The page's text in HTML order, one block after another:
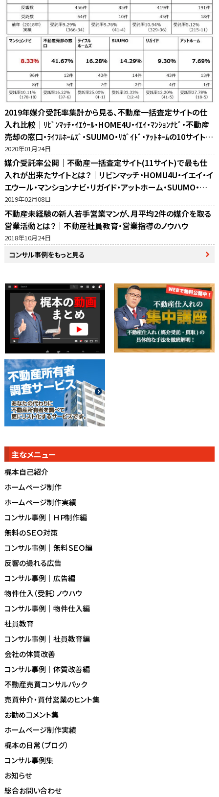
2019年媒介受託率集計から見る、不動産一括査定サイトの仕
入れ比較｜ﾘﾋﾞﾝﾏｯﾁ・ｲｴｳｰﾙ・HOME4U・ｲｴｲ・ﾏﾝｼｮﾝﾅﾋﾞ・不動産
売却の窓口・ﾗｲﾌﾙﾎｰﾑｽﾞ・SUUMO・ﾘｶﾞｲﾄﾞ・ｱｯﾄﾎｰﾑの10サイト比
較
2020年01月24日
媒介受託率公開｜不動産一括査定サイト(11サイト)で最も仕
入れが出来たサイトとは？｜リビンマッチ・HOMU4U・イエイ・イ
エウール・マンションナビ・リガイド・アットホーム・SUUMO・不
動産売却の窓口・ホームズ・マイナビの反響比較
2019年02月08日
不動産未経験の新人若手営業マンが、月平均2件の媒介を取る
営業活動とは？｜不動産社員教育・営業指導のノウハウ
2018年10月24日
コンサル事例をもっと見る
主なメニュー
梶本自己紹介
ホームページ制作
ホームページ制作実績
コンサル事例｜ＨＰ制作編
無料のＳＥＯ対策
コンサル事例｜無料ＳＥＯ編
反響の撮れる広告
コンサル事例｜広告編
物件仕入（受託）ノウハウ
コンサル事例｜物件仕入編
社員教育
コンサル事例｜社員教育編
会社の体質改善
コンサル事例｜体質改善編
不動産売買コンサルパック
売買仲介・買付営業のヒント集
お勧めコメント集
ホームページ制作実績
梶本の日常（ブログ）
コンサル事例集
お知らせ
総合お問い合わせ